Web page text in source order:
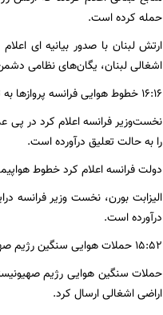
حمله کرده است.
ارتش لبنان با صدور بیانیه ای
اشغالی لبنان، یگان‌های نظامی دشمن
۱۶:۱۶ خطوط هوایی فرانسه پروازها به تل‌آویو را لغو کردند
نخست‌وزیر فرانسه اعلام کرد در پی
را به حالت تعلیق درآورده است.
دولت فرانسه اعلام کرد خطوط
درآورده است.
۱۵:۵۲ حملات هوایی سنگین رژیم صهیونیستی به غزه
حملات سنگین هوایی رژیم
اراضی اشغالی ارسال کرد.